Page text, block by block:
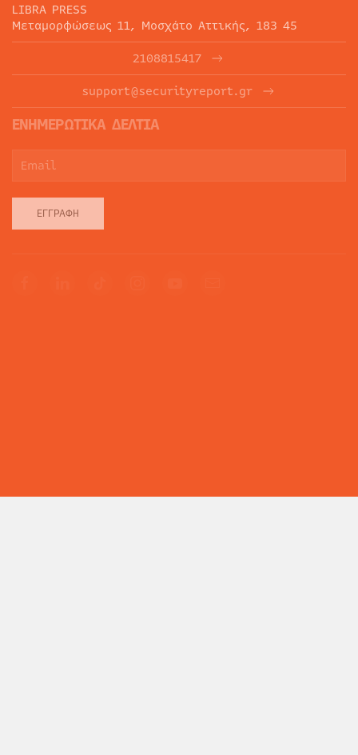
LIBRA PRESS
Μεταμορφώσεως 11, Μοσχάτο Αττικής, 183 45
2108815417
support@securityreport.gr
ΕΝΗΜΕΡΩΤΙΚΑ ΔΕΛΤΙΑ
ΕΓΓΡΑΦΉ